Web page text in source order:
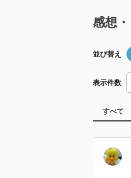
感想
並び替え
表示件数
すべて